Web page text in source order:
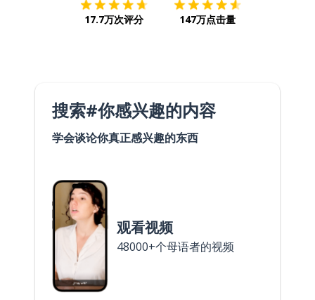
17.7万次评分 147万点击量
搜索#你感兴趣的内容
学会谈论你真正感兴趣的东西
观看视频
48000+个母语者的视频